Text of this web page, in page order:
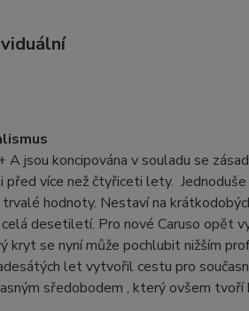
A jsou koncipována v souladu se
více než čtyřiceti lety.
hodnoty. Nestaví na
desetiletí. Pro nové Caruso opět
kryt se nyní může pochlubit nižším
let vytvořil cestu pro
sředobodem , který ovšem tvoří